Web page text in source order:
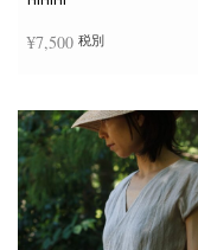
ジ
か
ら
選
択
で
き
ま
す
¥7,500 税別
の
商
品
に
は
複
数
の
バ